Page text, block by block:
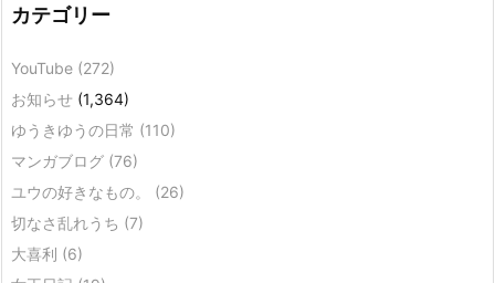
カテゴリー
YouTube (272)
お知らせ (1,364)
ゆうきゆうの日常 (110)
マンガブログ (76)
ユウの好きなもの。 (26)
切なさ乱れうち (7)
大喜利 (6)